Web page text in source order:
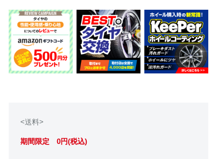
<送料>
期間限定 0円(税込)